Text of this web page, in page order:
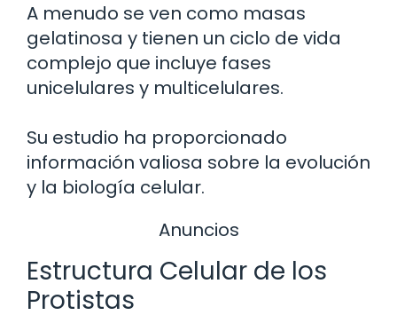
A menudo se ven como masas
gelatinosa y tienen un ciclo de vida
complejo que incluye fases
unicelulares y multicelulares.
Su estudio ha proporcionado
información valiosa sobre la evolución
y la biología celular.
Anuncios
Estructura Celular de los
Protistas